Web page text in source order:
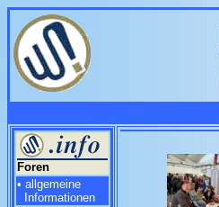
Foren
• allgemeine
Informationen